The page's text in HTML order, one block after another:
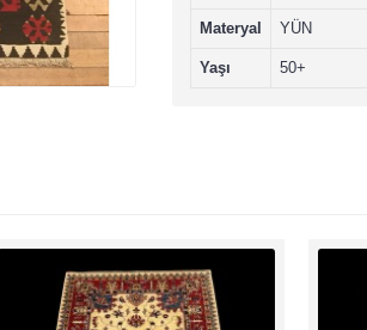
Materyal YÜN
Yaşı 50+